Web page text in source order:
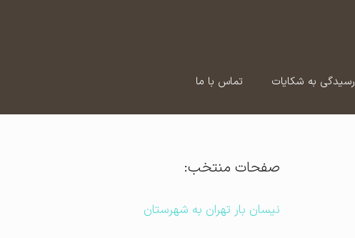
رسیدگی به شکایات تماس با ما
صفحات منتخب:
نیسان بار تهران به شهرستان